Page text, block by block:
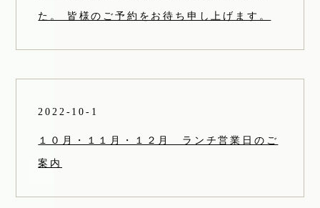
た。 皆様のご予約をお待ち申し上げます。
2022-10-1
１０月・１１月・１２月 ランチ営業日のご
案内